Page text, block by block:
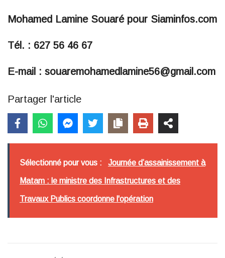
Mohamed Lamine Souaré pour Siaminfos.com
Tél. : 627 56 46 67
E-mail : souaremohamedlamine56@gmail.com
Partager l'article
Sélectionné pour vous : Journée d’assainissement à
Matam : le ministre des Infrastructures et des
Travaux Publics coordonne l'opération